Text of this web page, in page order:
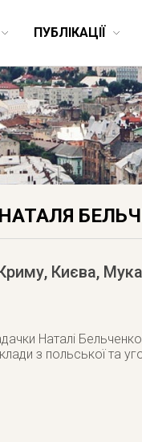
ПУБЛІКАЦІЇ
Києва,
Наталі
з польської та